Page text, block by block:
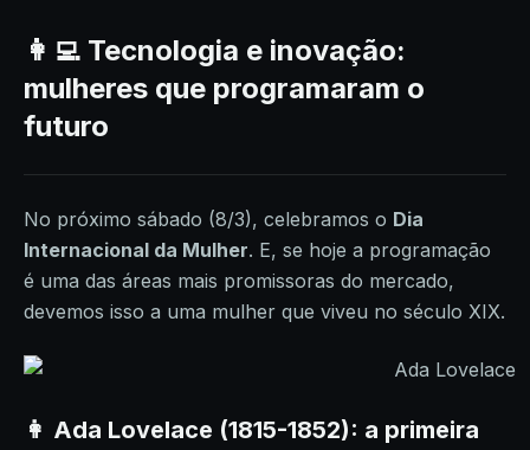
👩‍💻 Tecnologia e inovação:
mulheres que programaram o
futuro
No próximo sábado (8/3), celebramos o Dia
Internacional da Mulher. E, se hoje a programação
é uma das áreas mais promissoras do mercado,
devemos isso a uma mulher que viveu no século XIX.
👩 Ada Lovelace (1815-1852): a primeira